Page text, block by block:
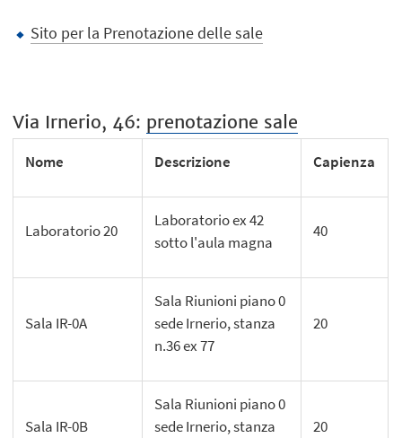
Sito per la Prenotazione delle sale
Via Irnerio, 46: prenotazione sale
Nome Descrizione Capienza
Laboratorio 20
Laboratorio ex 42
sotto l'aula magna
40
Sala IR-0A
Sala Riunioni piano 0
sede Irnerio, stanza
n.36 ex 77
20
Sala IR-0B
Sala Riunioni piano 0
sede Irnerio, stanza
20